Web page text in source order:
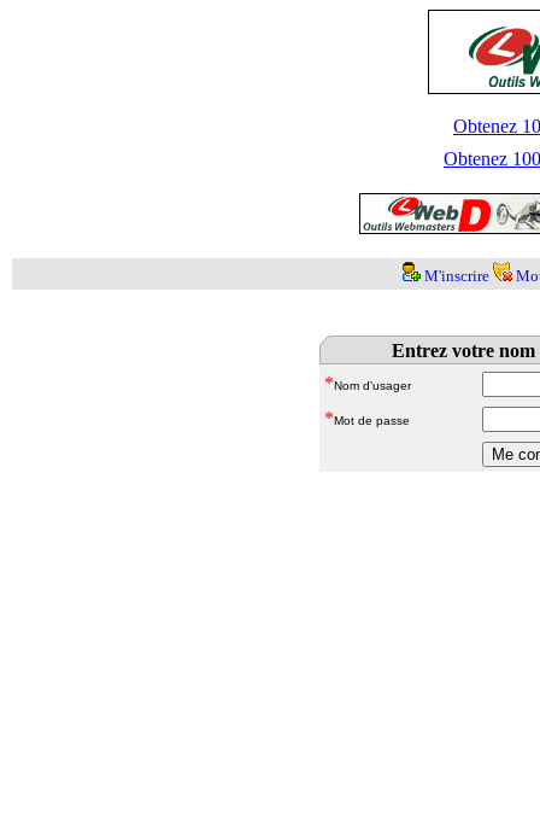
Obtenez
Obtenez
M'inscrire
Entrez votre nom
*Nom d'usager
*Mot de passe